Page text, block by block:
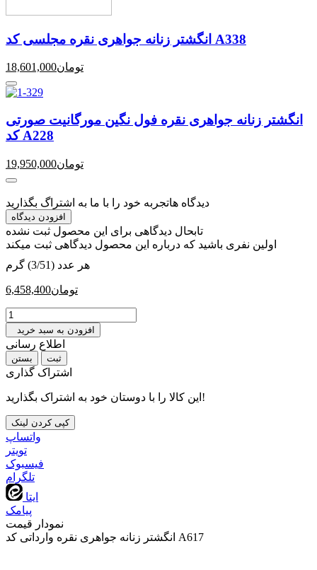
انگشتر زنانه جواهری نقره مجلسی کد A338
18,601,000تومان
انگشتر زنانه جواهری نقره فول نگین مورگانیت صورتی
کد A228
19,950,000تومان
دیدگاه هاتجربه خود را با ما به اشتراگ بگذارید
افزودن دیدگاه
تابحال دیدگاهی برای این محصول ثبت نشده
اولین نفری باشید که درباره این محصول دیدگاهی ثبت میکند
هر عدد (3/51) گرم
6,458,400تومان
افزودن به سبد خرید
اطلاع رسانی
بستن
اشتراک گذاری
این کالا را با دوستان خود به اشتراک بگذارید!
کپی کردن لینک
واتساپ
تويتر
فیسبوک
تلگرام
ایتا
پیامک
نمودار قیمت
انگشتر زنانه جواهری نقره وارداتی کد A617